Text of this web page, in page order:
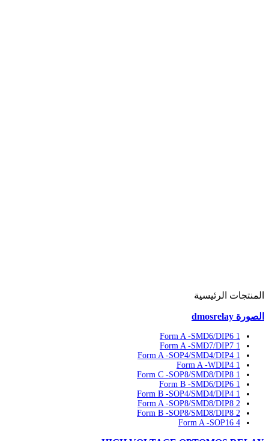
المنتجات الرئيسية
الصورة dmosrelay
1 Form A -SMD6/DIP6
1 Form A -SMD7/DIP7
1 Form A -SOP4/SMD4/DIP4
1 Form A -WDIP4
1 Form C -SOP8/SMD8/DIP8
1 Form B -SMD6/DIP6
1 Form B -SOP4/SMD4/DIP4
2 Form A -SOP8/SMD8/DIP8
2 Form B -SOP8/SMD8/DIP8
4 Form A -SOP16